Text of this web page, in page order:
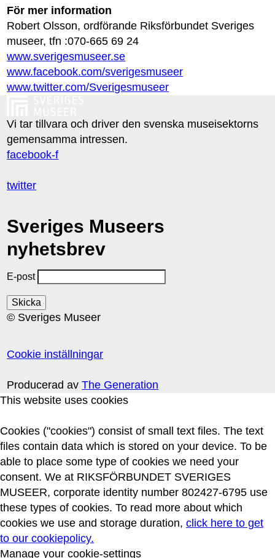
För mer information
Robert Olsson, ordförande Riksförbundet Sveriges
museer, tfn :070-665 69 24
www.sverigesmuseer.se
www.facebook.com/sverigesmuseer
www.twitter.com/Sverigesmuseer
Vi tar tillvara och driver den svenska museisektorns
gemensamma intressen.
facebook-f
twitter
Sveriges Museers
nyhetsbrev
E-post
© Sveriges Museer
Cookie inställningar
Producerad avThe Generation
This website uses cookies
Cookies ("cookies") consist of small text files. The text
files contain data which is stored on your device. To be
able to place some type of cookies we need your
consent. We at RIKSFÖRBUNDET SVERIGES
MUSEER, corporate identity number 802427-6795 use
these types of cookies. To read more about which
cookies we use and storage duration, click here to get
to our cookiepolicy.
Manage your cookie-settings